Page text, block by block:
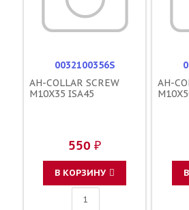
0032100356S
AH-COLLAR SCREW
M10X35 ISA45
550 ₽
В КОРЗИНУ
AH-